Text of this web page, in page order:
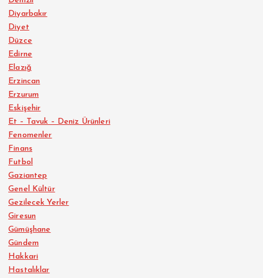
Diyarbakır
Diyet
Düzce
Edirne
Elazığ
Erzincan
Erzurum
Eskişehir
Et – Tavuk – Deniz Ürünleri
Fenomenler
Finans
Futbol
Gaziantep
Genel Kültür
Gezilecek Yerler
Giresun
Gümüşhane
Gündem
Hakkari
Hastalıklar